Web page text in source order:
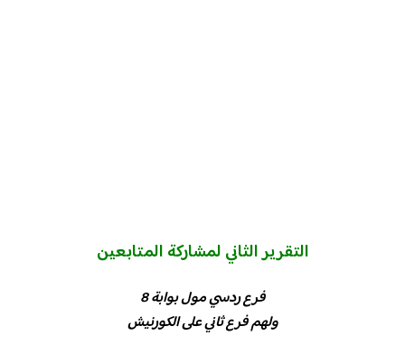
التقرير الثاني لمشاركة المتابعين
فرع ردسي مول بوابة 8
ولهم فرع ثاني على الكورنيش